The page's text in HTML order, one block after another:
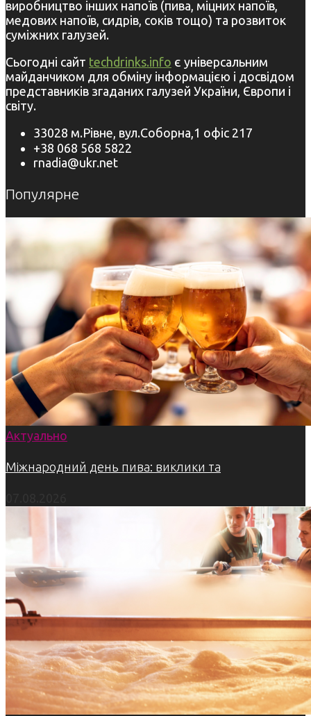
виробництво інших напоїв (пива, міцних напоїв,
медових напоїв, сидрів, соків тощо) та розвиток
суміжних галузей.
Сьогодні сайт techdrinks.info є універсальним
майданчиком для обміну інформацією і досвідом
представників згаданих галузей України, Європи і
світу.
33028 м.Рівне, вул.Соборна,1 офіс 217
+38 068 568 5822
rnadia@ukr.net
Популярне
Актуально
Міжнародний день пива: виклики та